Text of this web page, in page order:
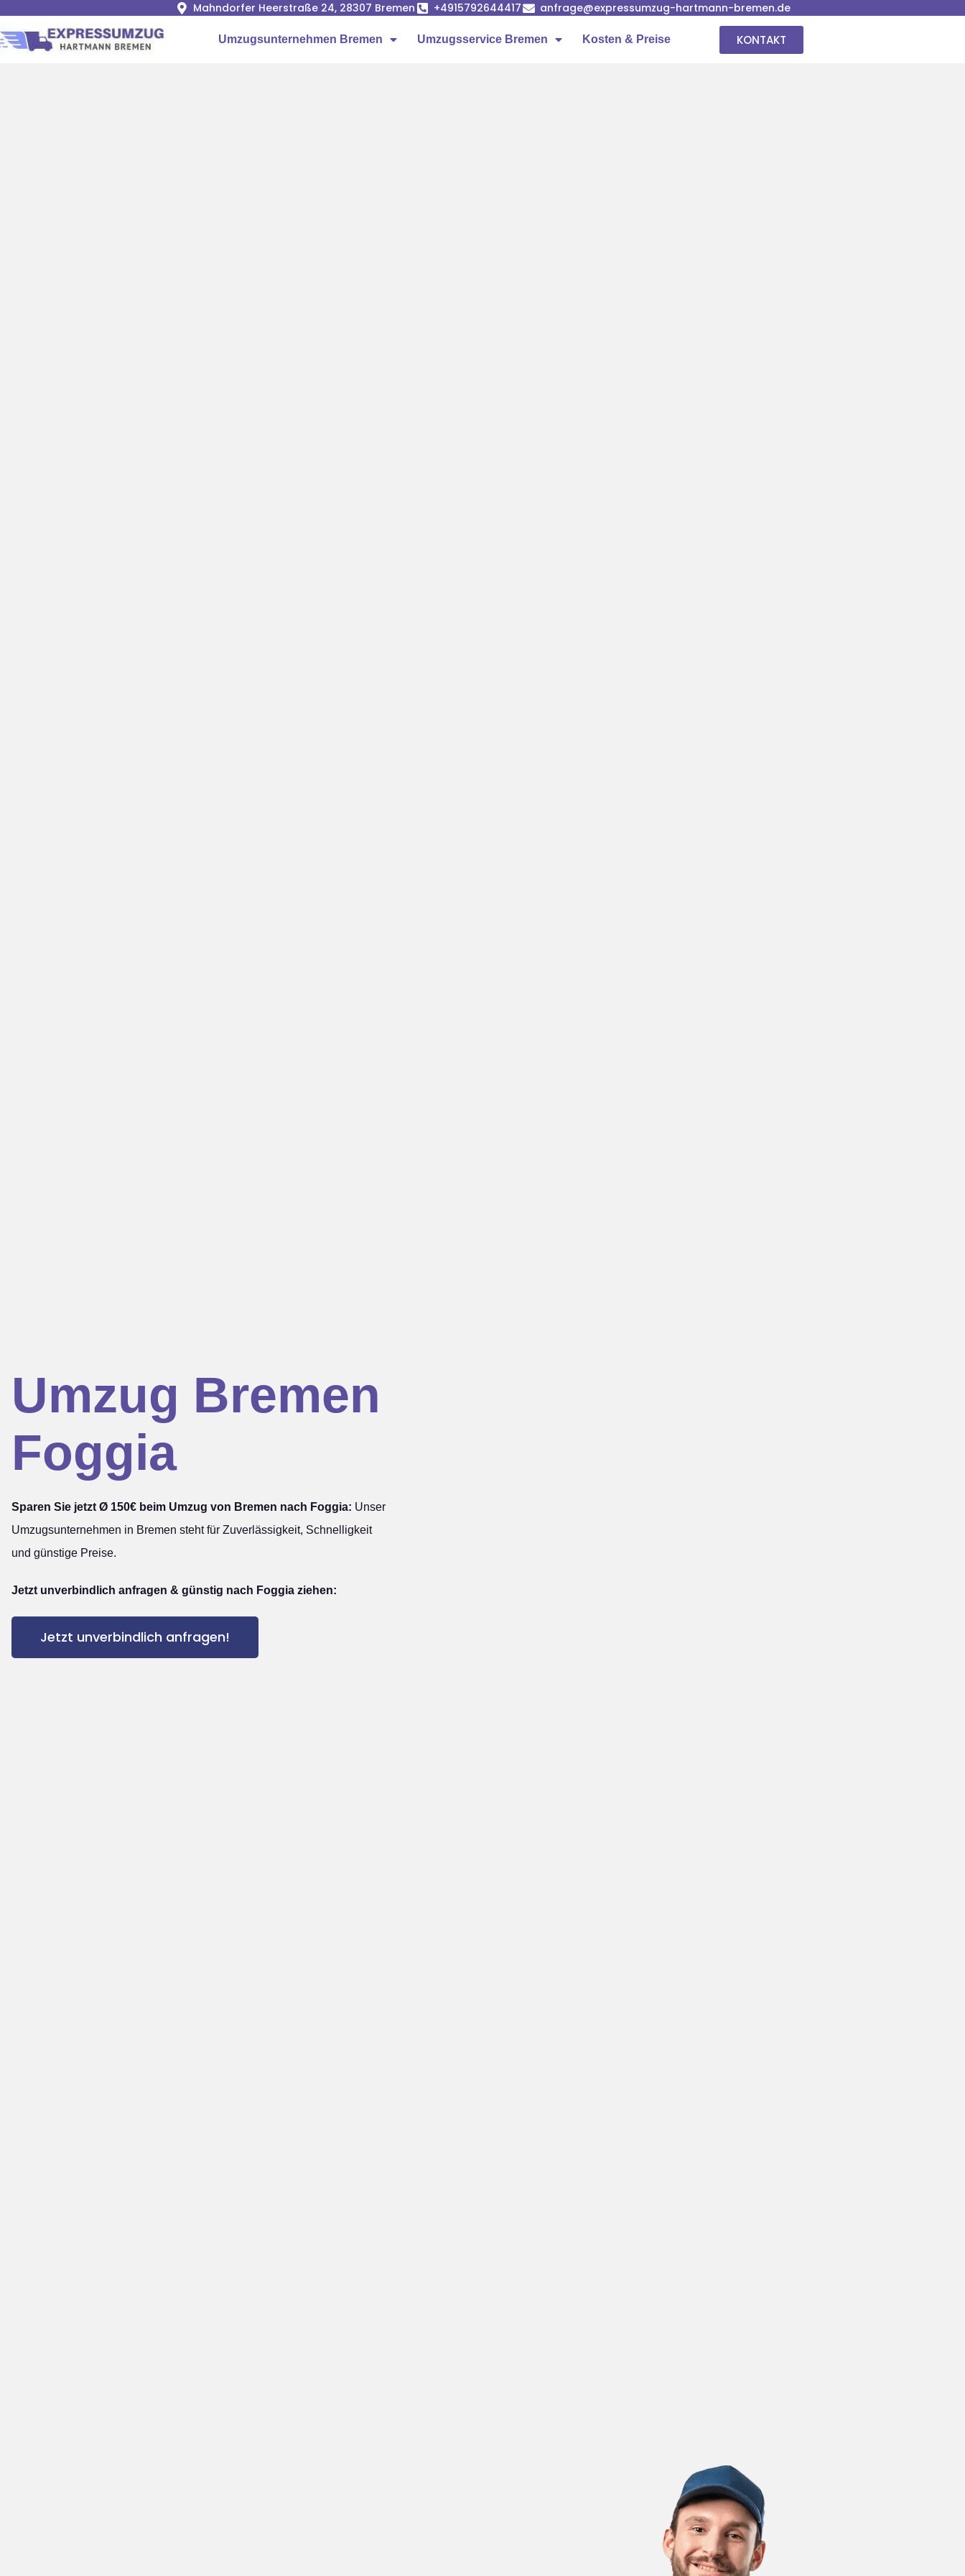
Mahndorfer Heerstraße 24, 28307 Bremen +4915792644417 anfrage@expressumzug-hartmann-bremen.de
Umzugsunternehmen Bremen Umzugsservice Bremen Kosten & Preise KONTAKT
Umzug Bremen
Foggia
Sparen Sie jetzt Ø 150€ beim Umzug von Bremen nach Foggia: Unser
Umzugsunternehmen in Bremen steht für Zuverlässigkeit, Schnelligkeit
und günstige Preise.
Jetzt unverbindlich anfragen & günstig nach Foggia ziehen:
Jetzt unverbindlich anfragen!